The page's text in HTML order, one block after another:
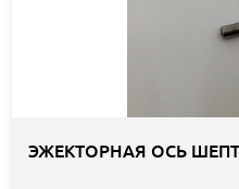
ЭЖЕКТОРНАЯ ОСЬ